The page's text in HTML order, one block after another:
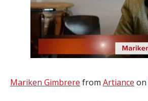
Mariken Gimbrere from Artiance on